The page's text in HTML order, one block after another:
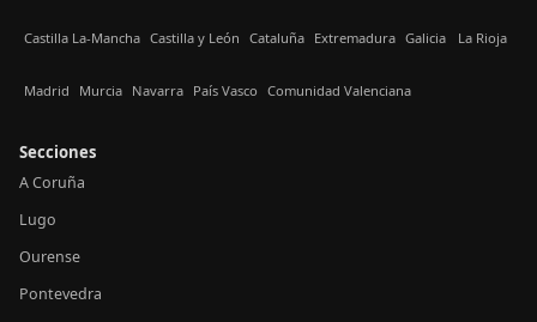
Castilla La-Mancha Castilla y León Cataluña Extremadura Galicia La Rioja
Madrid Murcia Navarra País Vasco Comunidad Valenciana
Secciones
A Coruña
Lugo
Ourense
Pontevedra